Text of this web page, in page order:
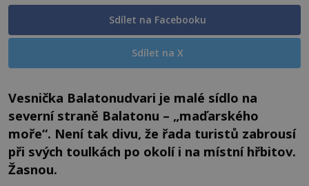
Sdílet na Facebooku
Sdílet na X
Vesnička Balatonudvari je malé sídlo na
severní straně Balatonu – „maďarského
moře“. Není tak divu, že řada turistů zabrousí
při svých toulkách po okolí i na místní hřbitov.
Žasnou.